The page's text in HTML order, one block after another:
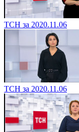
ТСН за 2020.11.06
ТСН за 2020.11.06